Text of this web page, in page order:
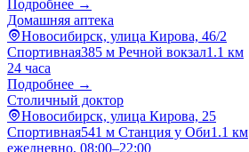
Подробнее →
Домашняя аптека
Новосибирск, улица Кирова, 46/2
Спортивная385 м Речной вокзал1.1 км
24 часа
Подробнее →
Столичный доктор
Новосибирск, улица Кирова, 25
Спортивная541 м Станция у Оби1.1 км
ежедневно, 08:00–22:00